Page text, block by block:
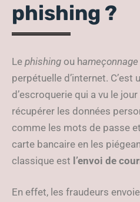
phishing ?
Le phishing ou hameçonnage
perpétuelle d’internet. C’est
d’escroquerie qui a vu le
récupérer les données
comme les mots de passe
carte bancaire en les
classique est ’envoi de
En effet, les fraudeurs